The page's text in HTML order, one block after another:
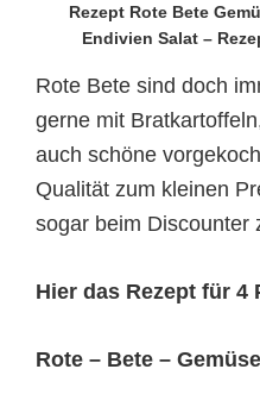
Rezept Rote Bete
Endivien Salat –
Rote Bete sind doch
gerne mit
auch schöne
Qualität zum kleinen
sogar beim Discounter
Hier das Rezept für 4
Rote – Bete –